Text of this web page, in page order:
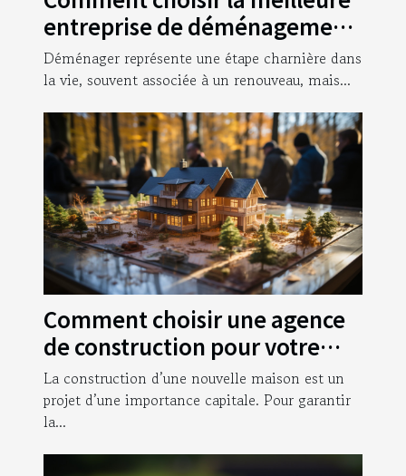
entreprise de déménagement
pour garantir une transition
sans stress ?
Déménager représente une étape charnière dans
la vie, souvent associée à un renouveau, mais...
Comment choisir une agence
de construction pour votre
nouvelle maison ?
La construction d’une nouvelle maison est un
projet d’une importance capitale. Pour garantir
la...